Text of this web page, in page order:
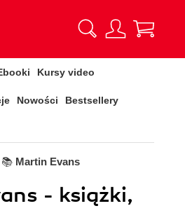
Kursy video
Nowości Bestsellery
📚 Martin Evans
- książki,